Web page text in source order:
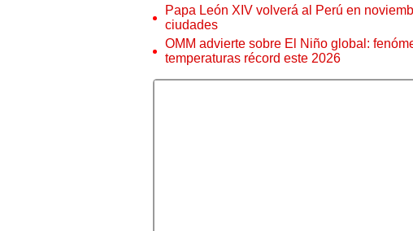
Papa León XIV volverá al Perú en
ciudades
OMM advierte sobre El Niño global:
temperaturas récord este 2026